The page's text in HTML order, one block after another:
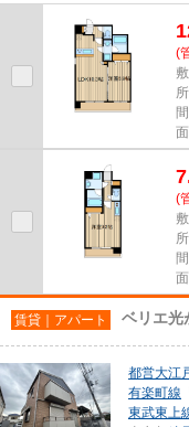
(
(
賃貸｜アパート ベリエ光
都営大江
有楽町線
東武東上